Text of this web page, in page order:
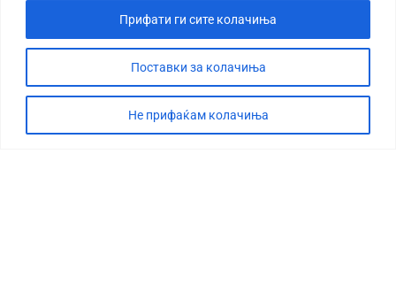
Поставки за колачиња
Не прифаќам колачиња
Прифати ги сите колачиња